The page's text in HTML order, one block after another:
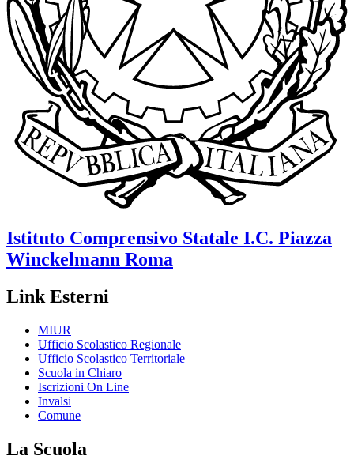
Istituto Comprensivo Statale I.C. Piazza
Winckelmann Roma
Link Esterni
MIUR
Ufficio Scolastico Regionale
Ufficio Scolastico Territoriale
Scuola in Chiaro
Iscrizioni On Line
Invalsi
Comune
La Scuola